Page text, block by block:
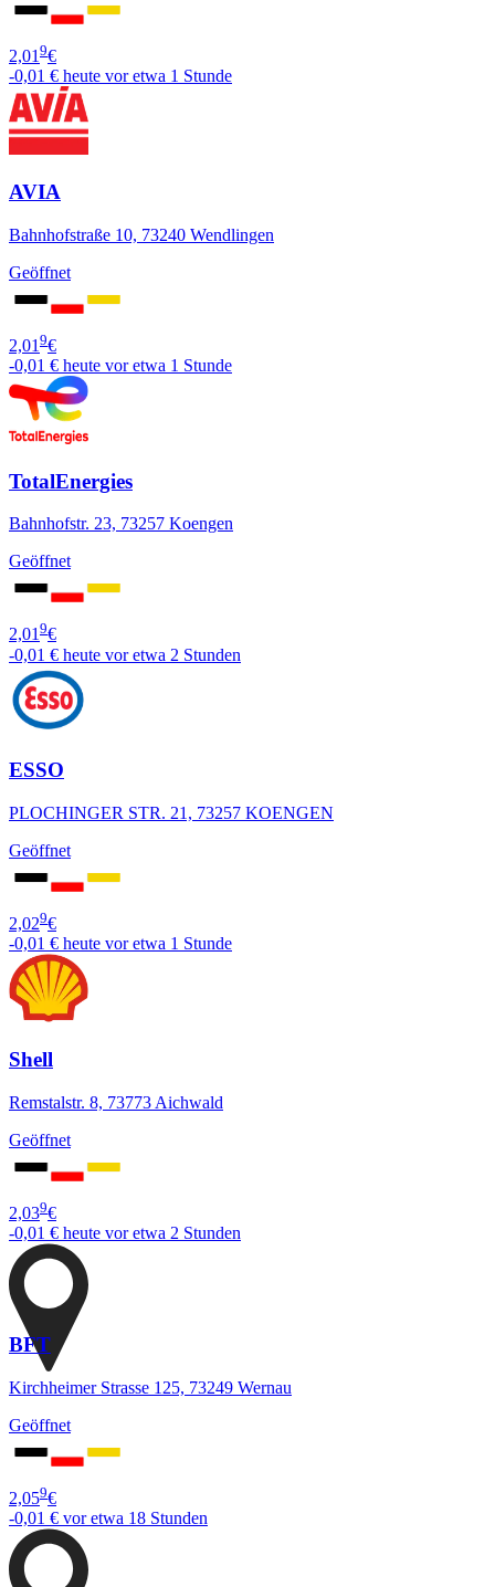
2,01 9€
-0,01 € heute vor etwa 1 Stunde
AVIA
Bahnhofstraße 10, 73240 Wendlingen
Geöffnet
2,01 9€
-0,01 € heute vor etwa 1 Stunde
TotalEnergies
Bahnhofstr. 23, 73257 Koengen
Geöffnet
2,019€
-0,01 € heute vor etwa 2 Stunden
ESSO
PLOCHINGER STR. 21, 73257 KOENGEN
Geöffnet
2,029€
-0,01 € heute vor etwa 1 Stunde
Shell
Remstalstr. 8, 73773 Aichwald
Geöffnet
2,039€
-0,01 € heute vor etwa 2 Stunden
BFT
Kirchheimer Strasse 125, 73249 Wernau
Geöffnet
2,059€
-0,01 € vor etwa 18 Stunden